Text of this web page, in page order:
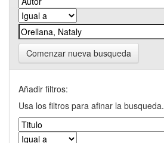
Comenzar nueva busqueda
Añadir filtros:
Usa los filtros para afinar la busqueda.